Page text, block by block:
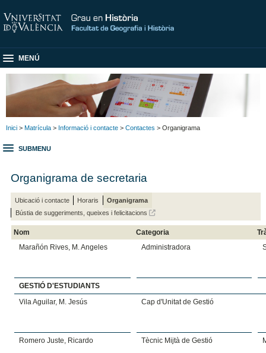
MENÚ
Inici > Matrícula > Informació i contacte > Contactes > Organigrama
SUBMENU
Organigrama de secretaria
Ubicació i contacte Horaris
Organigrama
Bústia de suggeriments, queixes i felicitacions
Nom Categoria
Marañón Rives, M. Angeles
Administradora
GESTIÓ D'ESTUDIANTS
Vila Aguilar, M. Jesús
Cap d'Unitat de Gestió
Romero Juste, Ricardo Tècnic Mijtà de Gestió